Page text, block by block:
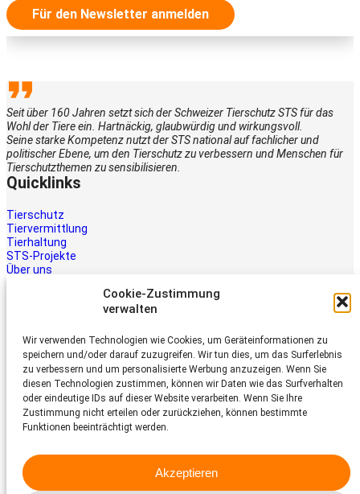
Cookie-Zustimmung
verwalten
Wir verwenden Technologien wie Cookies, um Geräteinformationen zu
speichern und/oder darauf zuzugreifen. Wir tun dies, um das Surferlebnis
zu verbessern und um personalisierte Werbung anzuzeigen. Wenn Sie
diesen Technologien zustimmen, können wir Daten wie das Surfverhalten
oder eindeutige IDs auf dieser Website verarbeiten. Wenn Sie Ihre
Zustimmung nicht erteilen oder zurückziehen, können bestimmte
Funktionen beeinträchtigt werden.
Akzeptieren
Für den Newsletter anmelden
Seit über 160 Jahren setzt sich der Schweizer Tierschutz STS für das
Wohl der Tiere ein. Hartnäckig, glaubwürdig und wirkungsvoll.
Seine starke Kompetenz nutzt der STS national auf fachlicher und
politischer Ebene, um den Tierschutz zu verbessern und Menschen für
Tierschutzthemen zu sensibilisieren.
Quicklinks
Tierschutz
Tiervermittlung
Tierhaltung
STS-Projekte
Über uns
Tiere brauchen Hilfe – auch Ihre.
Unterstützen Sie die Arbeit des
Schweizer Tierschutz STS.
Jetzt spenden
Schweizer Tierschutz STS
CH-4053 Basel